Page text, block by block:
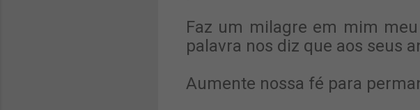
Faz um milagre em mim
palavra nos diz que aos seus
Aumente nossa fé para